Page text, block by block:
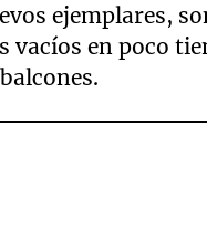
ejemplares,
en poco